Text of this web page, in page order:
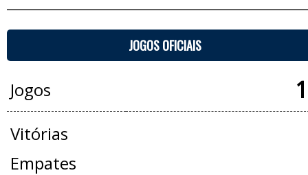
JOGOS OFICIAIS
Jogos
Vitórias
Empates